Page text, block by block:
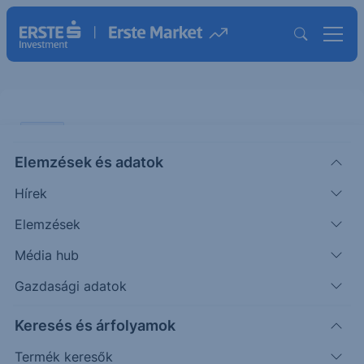
Elemzések és adatok
Hírek
Elemzések
Média hub
Gazdasági adatok
Keresés és árfolyamok
Termék keresők
adatokra felpattant az S&P 500 és áttörte a
korábbi csúcsnál...